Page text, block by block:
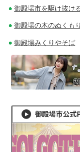
御殿場市を駆け抜け
御殿場の木のぬくも
御殿場みくりやそば